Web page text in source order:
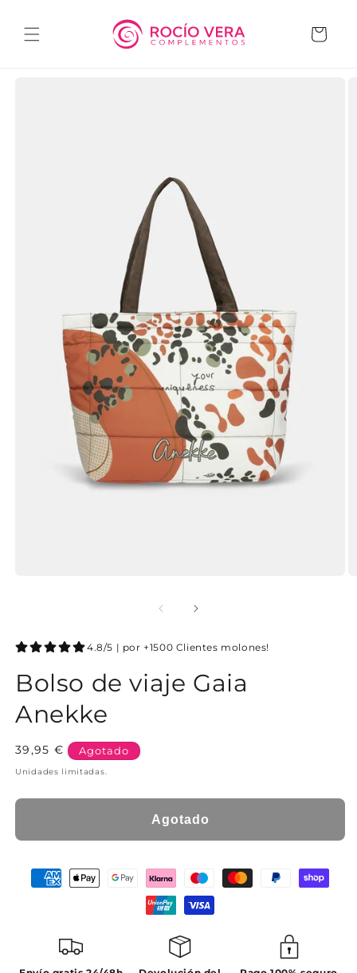
al contenido
Carrito
4.8/5 | por +1500 Clientes molones!
Bolso de viaje Gaia
Anekke
Precio
habitual
39,95 € Agotado
Unidades limitadas.
Agotado